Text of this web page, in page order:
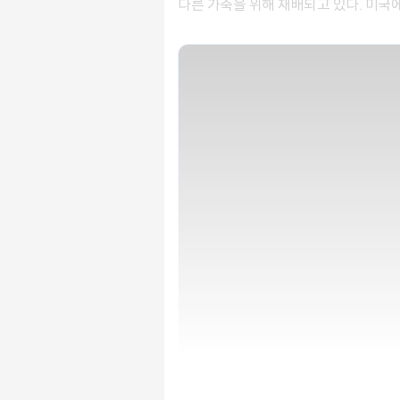
다른 가축을 위해 재배되고 있다. 미